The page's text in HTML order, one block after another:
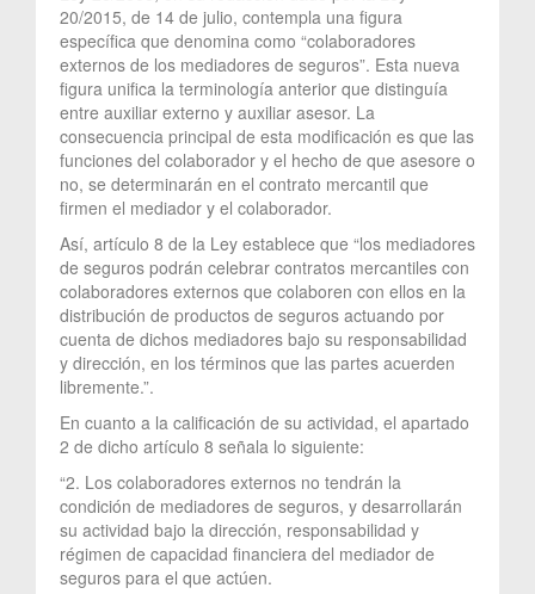
20/2015, de 14 de julio, contempla una figura
específica que denomina como “colaboradores
externos de los mediadores de seguros”. Esta nueva
figura unifica la terminología anterior que distinguía
entre auxiliar externo y auxiliar asesor. La
consecuencia principal de esta modificación es que las
funciones del colaborador y el hecho de que asesore o
no, se determinarán en el contrato mercantil que
firmen el mediador y el colaborador.
Así, artículo 8 de la Ley establece que “los mediadores
de seguros podrán celebrar contratos mercantiles con
colaboradores externos que colaboren con ellos en la
distribución de productos de seguros actuando por
cuenta de dichos mediadores bajo su responsabilidad
y dirección, en los términos que las partes acuerden
libremente.”.
En cuanto a la calificación de su actividad, el apartado
2 de dicho artículo 8 señala lo siguiente:
“2. Los colaboradores externos no tendrán la
condición de mediadores de seguros, y desarrollarán
su actividad bajo la dirección, responsabilidad y
régimen de capacidad financiera del mediador de
seguros para el que actúen.